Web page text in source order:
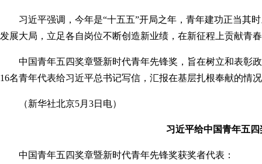
习近平强调，今年是“十五五”开局之年，青年建功正当其
发展大局，立足各自岗位不断创造新业绩，在新征程上贡献青
中国青年五四奖章暨新时代青年先锋奖，旨在树立和表彰
16名青年代表给习近平总书记写信，汇报在基层扎根奉献的情
（新华社北京5月3日电）
习近平给中国青年五
中国青年五四奖章暨新时代青年先锋奖获奖者代表：